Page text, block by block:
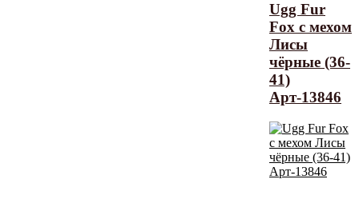
Ugg Fur
Fox с мехом
Лисы
чёрные (36-
41)
Арт-13846